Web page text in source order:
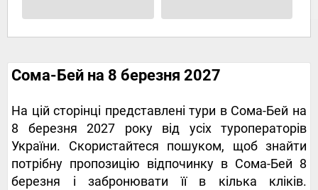
Сома-Бей на 8 березня 2027
На цій сторінці представлені тури в Сома-Бей на
8 березня 2027 року від усіх туроператорів
України. Скористайтеся пошуком, щоб знайти
потрібну пропозицію відпочинку в Сома-Бей 8
березня і забронювати її в кілька кліків.